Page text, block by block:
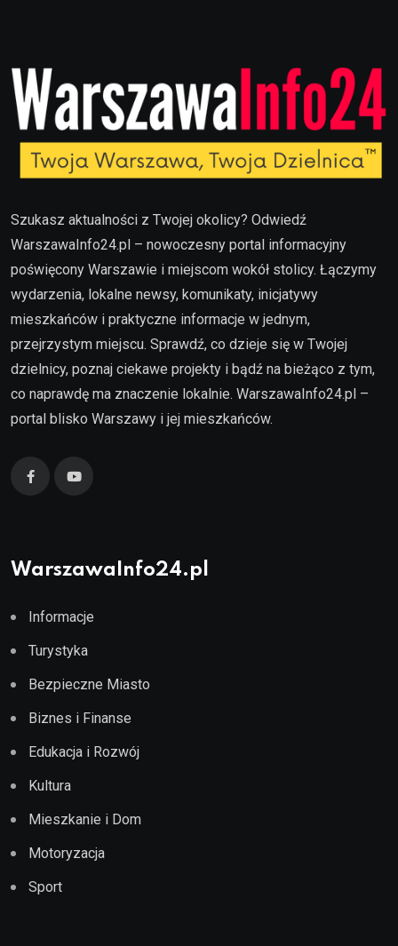
Szukasz aktualności z Twojej okolicy? Odwiedź
WarszawaInfo24.pl – nowoczesny portal informacyjny
poświęcony Warszawie i miejscom wokół stolicy. Łączymy
wydarzenia, lokalne newsy, komunikaty, inicjatywy
mieszkańców i praktyczne informacje w jednym,
przejrzystym miejscu. Sprawdź, co dzieje się w Twojej
dzielnicy, poznaj ciekawe projekty i bądź na bieżąco z tym,
co naprawdę ma znaczenie lokalnie. WarszawaInfo24.pl –
portal blisko Warszawy i jej mieszkańców.
WarszawaInfo24.pl
Informacje
Turystyka
Bezpieczne Miasto
Biznes i Finanse
Edukacja i Rozwój
Kultura
Mieszkanie i Dom
Motoryzacja
Sport